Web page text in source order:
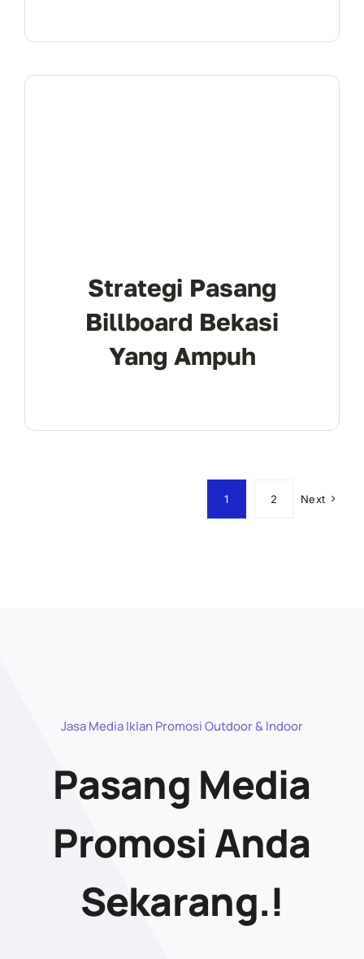
Strategi Pasang
Billboard Bekasi
Yang Ampuh
1 2 Next
Jasa Media Iklan Promosi Outdoor & Indoor
Pasang Media
Promosi Anda
Sekarang.!